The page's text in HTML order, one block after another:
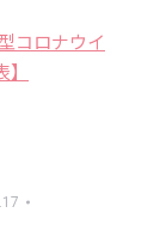
コロナウイ